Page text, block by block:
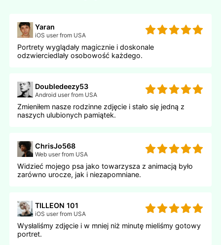
Yaran
iOS user from USA
Portrety wyglądały magicznie i doskonale
odzwierciedlały osobowość każdego.
Doubledeezy53
Android user from USA
Zmieniłem nasze rodzinne zdjęcie i stało się jedną z
naszych ulubionych pamiątek.
ChrisJo568
Web user from USA
Widzieć mojego psa jako towarzysza z animacją było
zarówno urocze, jak i niezapomniane.
TILLEON 101
iOS user from USA
Wysłaliśmy zdjęcie i w mniej niż minutę mieliśmy gotowy
portret.